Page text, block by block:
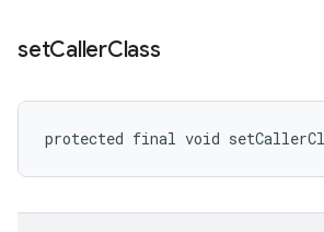
setCallerClass
protected final void